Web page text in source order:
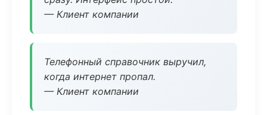
— Клиент компании
Телефонный справочник выручил,
когда интернет пропал.
— Клиент компании